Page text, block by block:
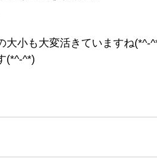
大小も大変活きていますね(*^-
(*^-^*)